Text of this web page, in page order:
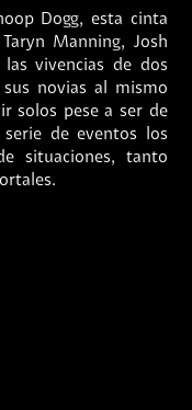
Dogg, esta cinta
Manning, Josh
vivencias de dos
novias al mismo
solos pese a ser de
de eventos los
situaciones, tanto